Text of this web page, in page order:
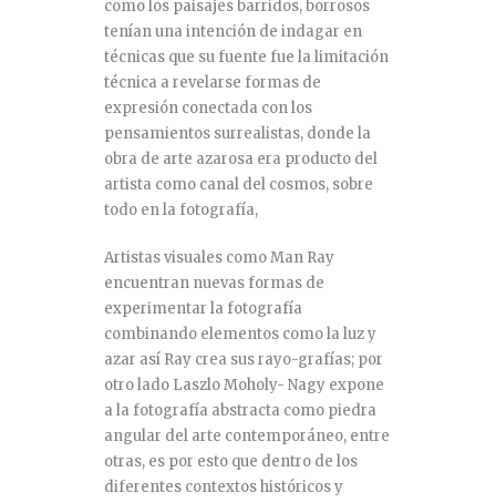
como los paisajes barridos, borrosos
tenían una intención de indagar en
técnicas que su fuente fue la limitación
técnica a revelarse formas de
expresión conectada con los
pensamientos surrealistas, donde la
obra de arte azarosa era producto del
artista como canal del cosmos, sobre
todo en la fotografía,
Artistas visuales como Man Ray
encuentran nuevas formas de
experimentar la fotografía
combinando elementos como la luz y
azar así Ray crea sus rayo-grafías; por
otro lado Laszlo Moholy- Nagy expone
a la fotografía abstracta como piedra
angular del arte contemporáneo, entre
otras, es por esto que dentro de los
diferentes contextos históricos y